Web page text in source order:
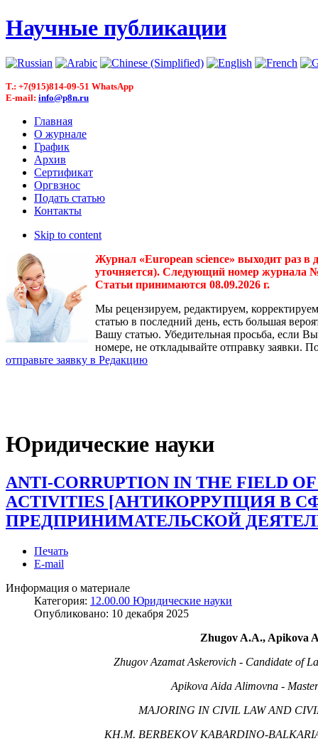
Научные публикации
T.: +7(915)814-09-51 WhatsApp
E-mail: info@p8n.ru
Главная
О журнале
График
Архив
Сертификат
Оргвзнос
Подать статью
Контакты
Skip to content
Журнал «European science» выходит раз в
уточняется). Следующий номер журнала №
Статьи принимаются 08.09.2026 г.
Мы рецензируем, редактируем,
статью в последний день, есть большая
Вашу статью. Убедительная просьба, если
номере, не откладывайте отправку заявки.
отправьте заявку в Редакцию
Юридические науки
ANTI-CORRUPTION IN THE FIELD OF
ACTIVITIES [АНТИКОРРУПЦИЯ В
ПРЕДПРИНИМАТЕЛЬСКОЙ
Печать
E-mail
Информация о материале
Категория: 12.00.00 Юридические науки
Опубликовано: 10 декабря 2025
Zhugov A.A., Apikova
Zhugov Azamat Askerovich - Candidate of
Apikova Aida Alimovna -
MAJORING IN CIVIL LAW AND
KH.M. BERBEKOV KABARDINO-